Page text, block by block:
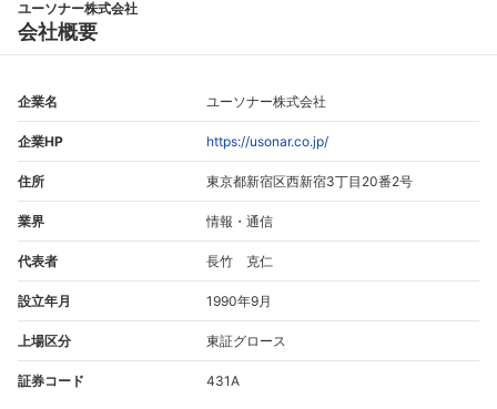
ユーソナー株式会社
会社概要
企業名 ユーソナー株式会社
企業HP https://usonar.co.jp/
住所 東京都新宿区西新宿3丁目20番2号
業界 情報・通信
代表者 長竹 克仁
設立年月 1990年9月
上場区分 東証グロース
証券コード 431A